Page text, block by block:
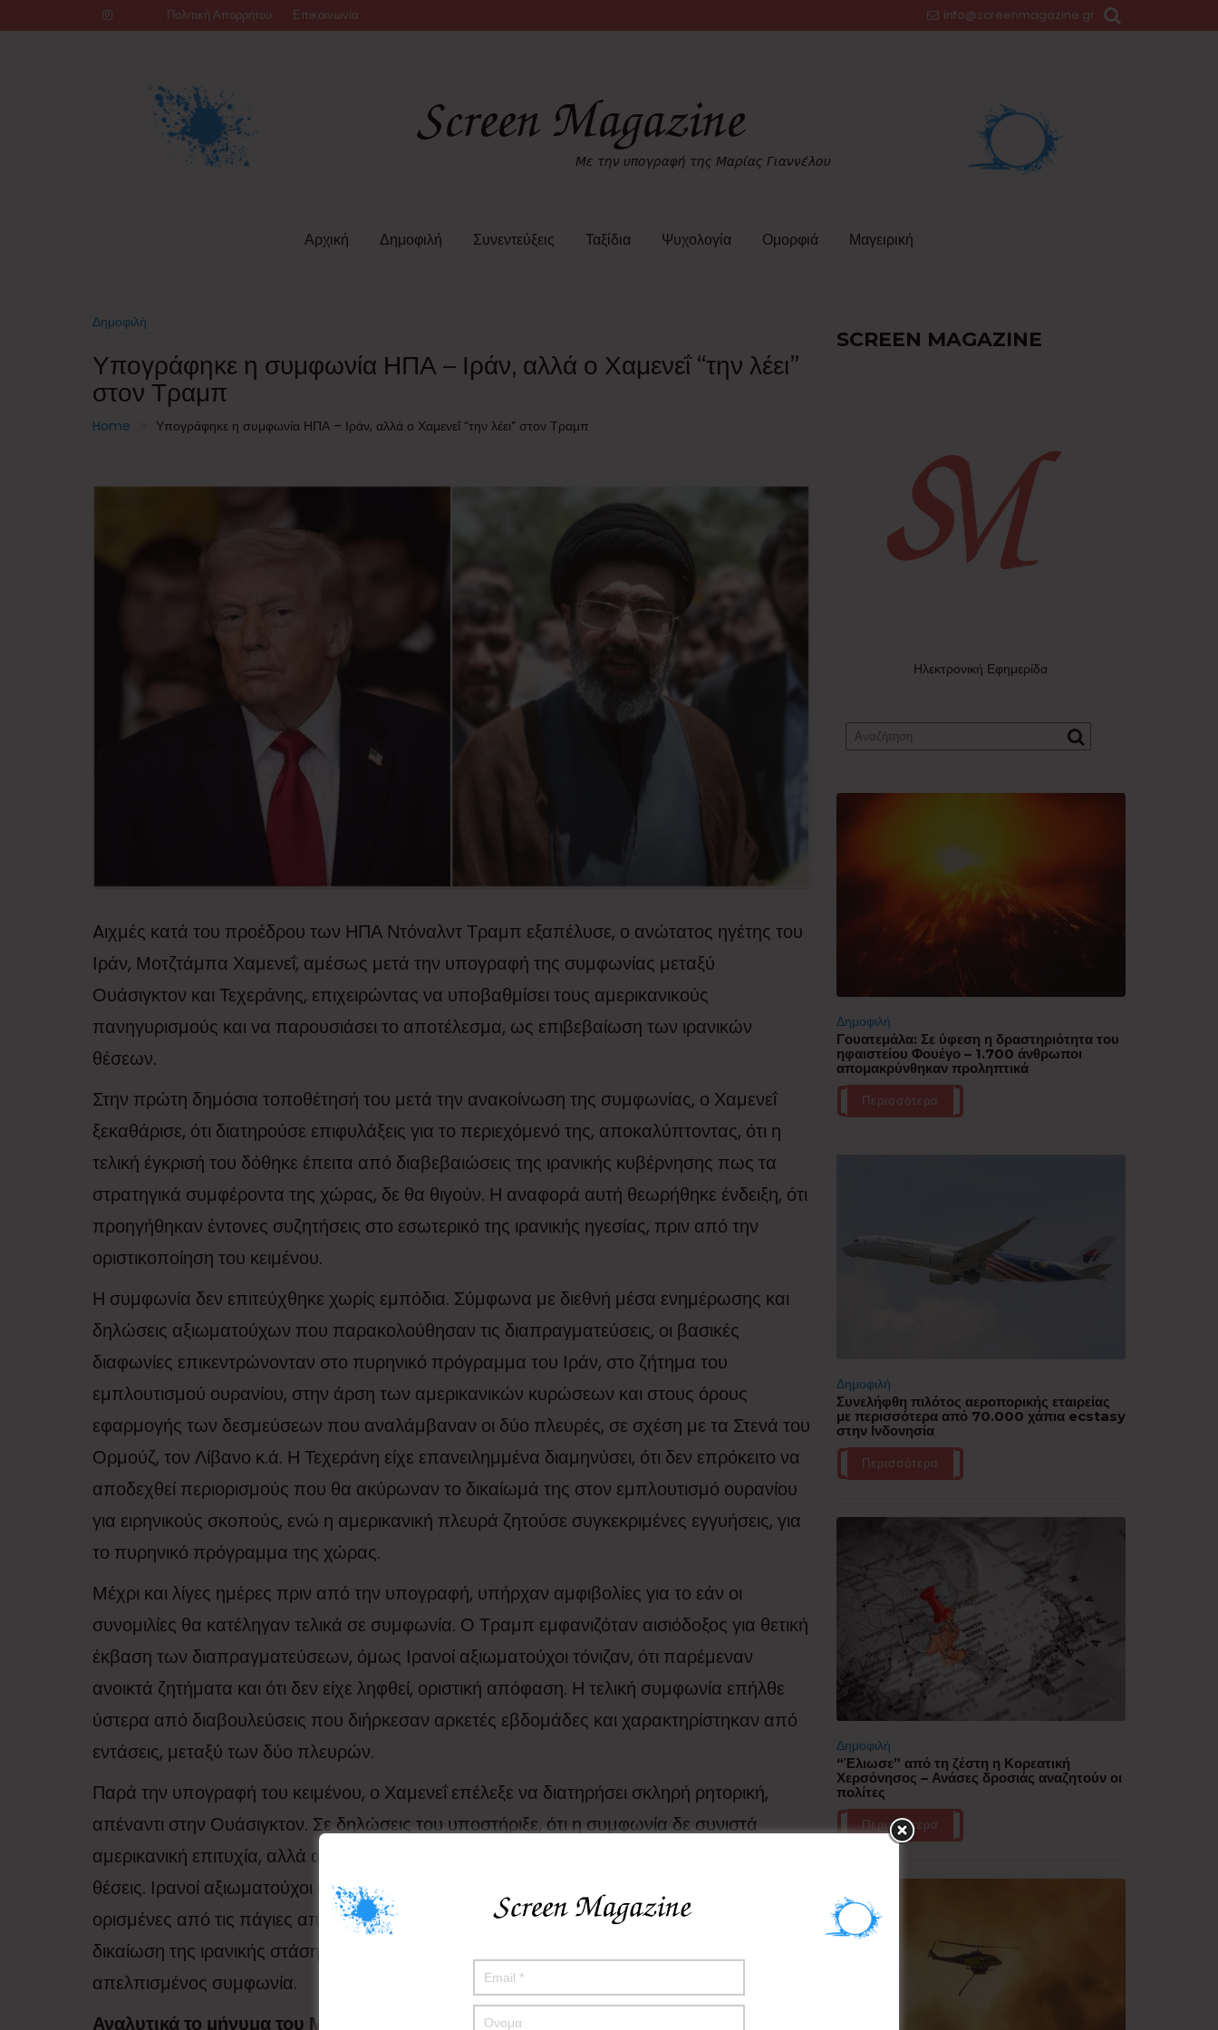
to
Πολιτική Απορρήτου Επικοινωνία info@screenmagazine.gr
Αρχική Δημοφιλή Συνεντεύξεις Ταξίδια Ψυχολογία Ομορφιά Μαγειρική
Δημοφιλή
Υπογράφηκε η συμφωνία ΗΠΑ – Ιράν, αλλά ο Χαμενεΐ “την λέει”
στον Τραμπ
Home Υπογράφηκε η συμφωνία ΗΠΑ – Ιράν, αλλά ο Χαμενεΐ “την λέει” στον Τραμπ
Aιχμές κατά του προέδρου των ΗΠΑ Ντόναλντ Τραμπ εξαπέλυσε, ο ανώτατος ηγέτης του
Ιράν, Μοτζτάμπα Χαμενεΐ, αμέσως μετά την υπογραφή της συμφωνίας μεταξύ
Ουάσιγκτον και Τεχεράνης, επιχειρώντας να υποβαθμίσει τους αμερικανικούς
πανηγυρισμούς και να παρουσιάσει το αποτέλεσμα, ως επιβεβαίωση των ιρανικών
θέσεων.
Στην πρώτη δημόσια τοποθέτησή του μετά την ανακοίνωση της συμφωνίας, ο Χαμενεΐ
ξεκαθάρισε, ότι διατηρούσε επιφυλάξεις για το περιεχόμενό της, αποκαλύπτοντας, ότι η
τελική έγκρισή του δόθηκε έπειτα από διαβεβαιώσεις της ιρανικής κυβέρνησης πως τα
στρατηγικά συμφέροντα της χώρας, δε θα θιγούν. Η αναφορά αυτή θεωρήθηκε ένδειξη, ότι
προηγήθηκαν έντονες συζητήσεις στο εσωτερικό της ιρανικής ηγεσίας, πριν από την
οριστικοποίηση του κειμένου.
Η συμφωνία δεν επιτεύχθηκε χωρίς εμπόδια. Σύμφωνα με διεθνή μέσα ενημέρωσης και
δηλώσεις αξιωματούχων που παρακολούθησαν τις διαπραγματεύσεις, οι βασικές
διαφωνίες επικεντρώνονταν στο πυρηνικό πρόγραμμα του Ιράν, στο ζήτημα του
εμπλουτισμού ουρανίου, στην άρση των αμερικανικών κυρώσεων και στους όρους
εφαρμογής των δεσμεύσεων που αναλάμβαναν οι δύο πλευρές, σε σχέση με τα Στενά του
Ορμούζ, τον Λίβανο κ.ά. Η Τεχεράνη είχε επανειλημμένα διαμηνύσει, ότι δεν επρόκειτο να
αποδεχθεί περιορισμούς που θα ακύρωναν το δικαίωμά της στον εμπλουτισμό ουρανίου
για ειρηνικούς σκοπούς, ενώ η αμερικανική πλευρά ζητούσε συγκεκριμένες εγγυήσεις, για
το πυρηνικό πρόγραμμα της χώρας.
Μέχρι και λίγες ημέρες πριν από την υπογραφή, υπήρχαν αμφιβολίες για το εάν οι
συνομιλίες θα κατέληγαν τελικά σε συμφωνία. Ο Τραμπ εμφανιζόταν αισιόδοξος για θετική
έκβαση των διαπραγματεύσεων, όμως Ιρανοί αξιωματούχοι τόνιζαν, ότι παρέμεναν
ανοικτά ζητήματα και ότι δεν είχε ληφθεί, οριστική απόφαση. Η τελική συμφωνία επήλθε
ύστερα από διαβουλεύσεις που διήρκεσαν αρκετές εβδομάδες και χαρακτηρίστηκαν από
εντάσεις, μεταξύ των δύο πλευρών.
Παρά την υπογραφή του κειμένου, ο Χαμενεΐ επέλεξε να διατηρήσει σκληρή ρητορική,
απέναντι στην Ουάσιγκτον. Σε δηλώσεις του υποστήριξε, ότι η συμφωνία δε συνιστά
αμερικανική επιτυχία, αλλά αποτέλεσμα της επιμονής της Τεχεράνης στις βασικές της
θέσεις. Ιρανοί αξιωματούχοι υποστήριξαν, ότι η Ουάσιγκτον αναγκάστηκε να αποδεχθεί
ορισμένες από τις πάγιες απαιτήσεις του Ιράν, παρουσιάζοντας τη συμφωνία ως πολιτική
δικαίωση της ιρανικής στάσης, ενώ με εριστική διάθεση τόνισε, πως ο Τραμπ ζητούσε
απελπισμένος συμφωνία.
Αναλυτικά το μήνυμα του Μοτζτάμπα Χαμενεΐ:
SCREEN MAGAZINE
Ηλεκτρονική Εφημερίδα
Δημοφιλή
Γουατεμάλα: Σε ύφεση η δραστηριότητα του
ηφαιστείου Φουέγο – 1.700 άνθρωποι
απομακρύνθηκαν προληπτικά
Περισσότερα
Δημοφιλή
Συνελήφθη πιλότος αεροπορικής εταιρείας
με περισσότερα από 70.000 χάπια ecstasy
στην Ινδονησία
Περισσότερα
Δημοφιλή
“Έλιωσε” από τη ζέστη η Κορεατική
Χερσόνησος – Ανάσες δροσιάς αναζητούν οι
πολίτες
Περισσότερα